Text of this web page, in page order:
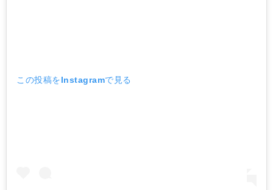
この投稿をInstagramで見る